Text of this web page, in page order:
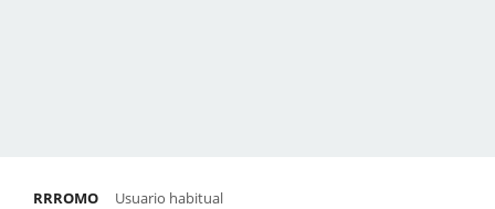
RRROMO Usuario habitual